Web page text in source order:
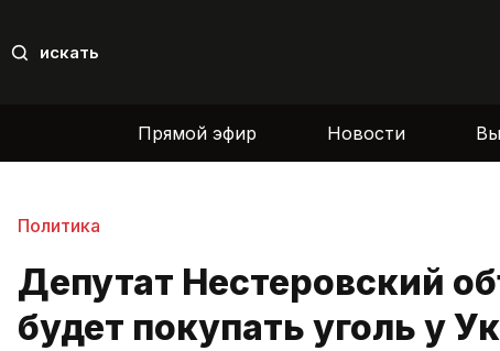
искать
Прямой эфир Новости
Политика
Депутат Нестеровский
будет покупать уголь у